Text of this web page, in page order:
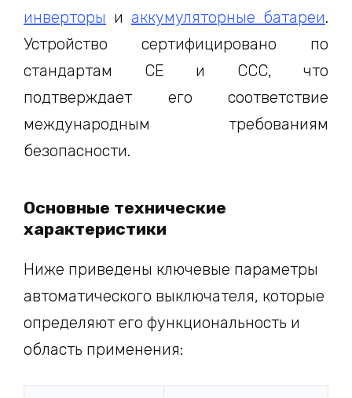
инверторы и аккумуляторные батареи.
Устройство сертифицировано по
стандартам CE и CCC, что
подтверждает его соответствие
международным требованиям
безопасности.
Основные технические
характеристики
Ниже приведены ключевые параметры
автоматического выключателя, которые
определяют его функциональность и
область применения: